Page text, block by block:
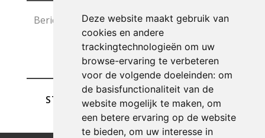
Deze website maakt gebruik van
cookies en andere
trackingtechnologieën om uw
browse-ervaring te verbeteren
voor de volgende doeleinden: om
de basisfunctionaliteit van de
website mogelijk te maken, om
een betere ervaring op de website
te bieden, om uw interesse in
STUREN